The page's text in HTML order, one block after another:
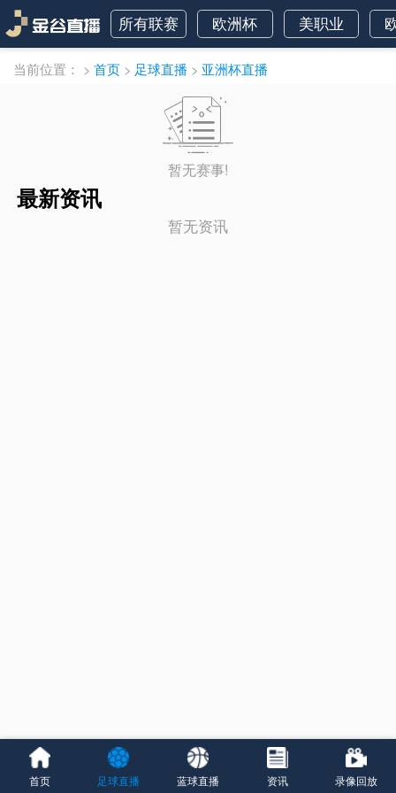
所有联赛 欧洲杯 美职业
当前位置： > 首页 > 足球直播 > 亚洲杯直播
暂无赛事!
最新资讯
暂无资讯
首页 足球直播 蓝球直播 资讯 录像回放